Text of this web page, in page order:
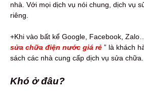
nhà. Với mọi dịch vụ nói chung, dịch vụ
riêng.
+Khi vào bất kể Google, Facebook,
sửa chữa điện nước giá rẻ ” là khách
sách các nhà cung cấp dịch vụ sửa chữa.
Khó ở đâu?